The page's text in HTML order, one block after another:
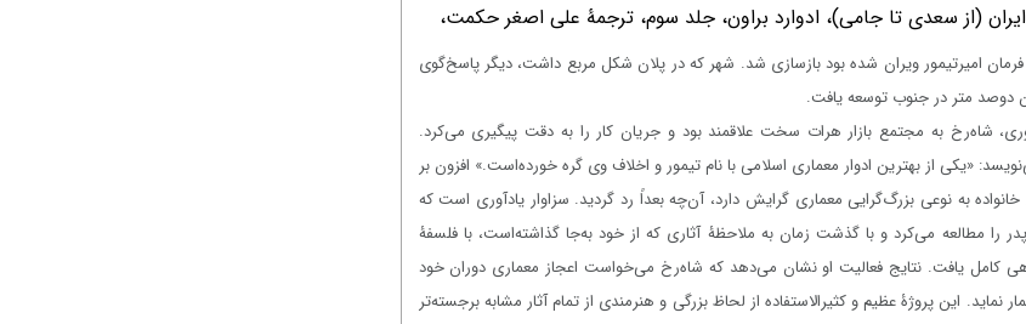
(از سعدی تا جامی)، ادوارد براون، جلد سوم، ترجمۀ علی اصغر حکمت،
امیرتیمور ویران شده بود بازسازی شد. شهر که در پلان شکل مربع داشت، دیگر پاسخ‌گوی
دوصد متر در جنوب توسعه یافت.
شاه‌رخ به مجتمع بازار هرات سخت علاقمند بود و جریان کار را به دقت پیگیری می‌کرد.
«یکی از بهترین ادوار معماری اسلامی با نام تیمور و اخلاف وی گره خورده‌است.» افزون بر
به نوعی بزرگ‌گرایی معماری گرایش دارد، آن‌چه بعداً رد گردید. سزاوار یادآوری است که
را مطالعه می‌کرد و با گذشت زمان به ملاحظۀ آثاری که از خود به‌جا گذاشته‌است، با فلسفۀ
کامل یافت. نتایج فعالیت او نشان می‌دهد که شاه‌رخ می‌خواست اعجاز معماری دوران خود
نماید. این پروژۀ عظیم و کثیرالاستفاده از لحاظ بزرگی و هنرمندی از تمام آثار مشابه برجسته‌تر